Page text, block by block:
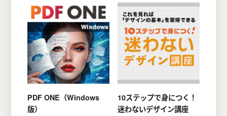
PDF ONE（Windows
版）
10ステップで身につく！
迷わないデザイン講座